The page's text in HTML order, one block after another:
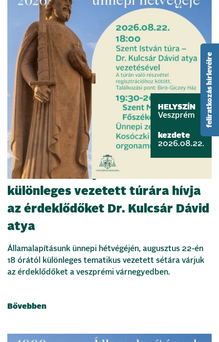
HELYSZÍN
Veszprém
kezdete
2026.08.22.
Szent István nyomában –
különleges vezetett túrára hívja
az érdeklődőket Dr. Kulcsár Dávid
atya
Államalapításunk ünnepi hétvégéjén, augusztus 22-én
18 órától különleges tematikus vezetett sétára várjuk
az érdeklődőket a veszprémi várnegyedben.
Bővebben
feliratkozás hírlevélre